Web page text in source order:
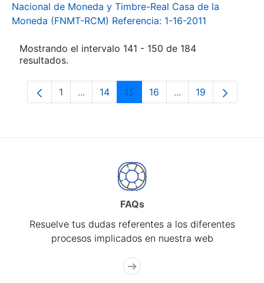
Nacional de Moneda y Timbre-Real Casa de la
Moneda (FNMT-RCM) Referencia: 1-16-2011
Mostrando el intervalo 141 - 150 de 184
resultados.
Página
1 ...Páginas intermedias Use TAB para
Página
14 Página
15 Página
16 ...PáginasPágina
19
FAQs
Resuelve tus dudas referentes a los diferentes
procesos implicados en nuestra web